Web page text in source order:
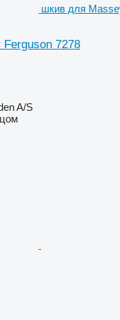
шкив для
7278
A/S